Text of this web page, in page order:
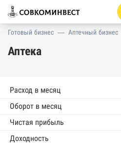
Готовый бизнес — Аптечный бизнес
Аптека
Расход в месяц
Оборот в месяц
Чистая прибыль
Доходность